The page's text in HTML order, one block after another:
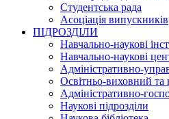
Студентська рада
Асоціація випускників
ПІДРОЗДІЛИ
Навчально-наукові
Навчально-наукові
Адміністративно-
Освітньо-виховний та
Адміністративно-
Наукові підрозділи